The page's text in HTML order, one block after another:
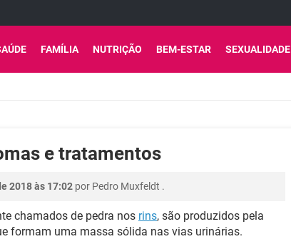
FAMÍLIA NUTRIÇÃO BEM-ESTAR SEXUALIDADE
e tratamentos
2018 às 17:02 por Pedro Muxfeldt .
chamados de pedra nos rins, são produzidos pela
formam uma massa sólida nas vias urinárias.